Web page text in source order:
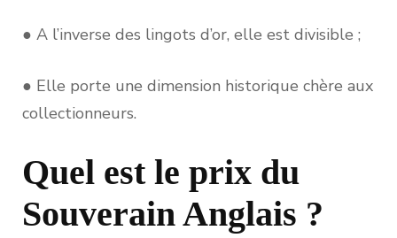
● A l’inverse des lingots d’or, elle est divisible ;
● Elle porte une dimension historique chère aux
collectionneurs.
Quel est le prix du
Souverain Anglais ?